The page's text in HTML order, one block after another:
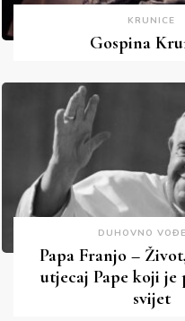
KRUNICE
Gospina
DUHOVNO
Papa Franjo –
utjecaj Pape koji
svijet